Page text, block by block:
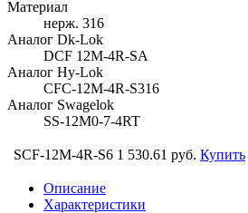
Материал
нерж. 316
Аналог Dk-Lok
DCF 12M-4R-SA
Аналог Hy-Lok
CFC-12M-4R-S316
Аналог Swagelok
SS-12M0-7-4RT
SCF-12M-4R-S6 1 530.61 руб. Купить
Описание
Характеристики